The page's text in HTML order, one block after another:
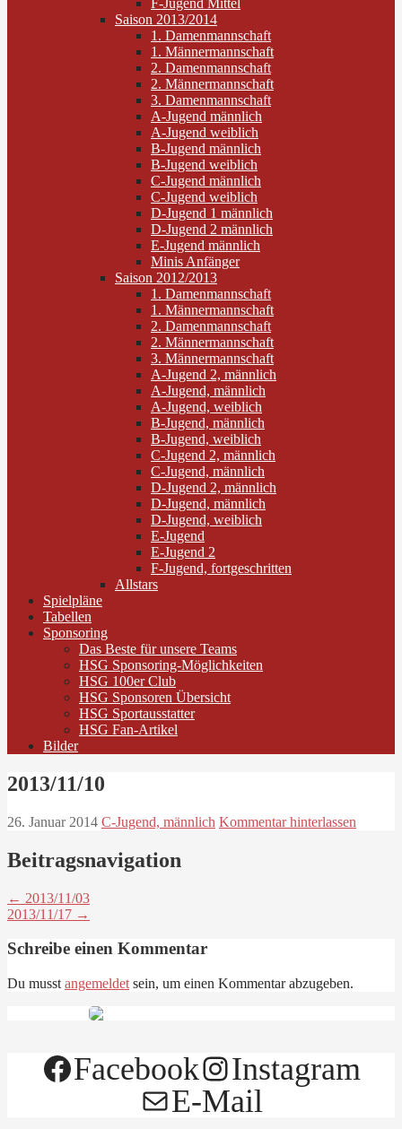
F-Jugend Mittel
Saison 2013/2014
1. Damenmannschaft
1. Männermannschaft
2. Damenmannschaft
2. Männermannschaft
3. Damenmannschaft
A-Jugend männlich
A-Jugend weiblich
B-Jugend männlich
B-Jugend weiblich
C-Jugend männlich
C-Jugend weiblich
D-Jugend 1 männlich
D-Jugend 2 männlich
E-Jugend männlich
Minis Anfänger
Saison 2012/2013
1. Damenmannschaft
1. Männermannschaft
2. Damenmannschaft
2. Männermannschaft
3. Männermannschaft
A-Jugend 2, männlich
A-Jugend, männlich
A-Jugend, weiblich
B-Jugend, männlich
B-Jugend, weiblich
C-Jugend 2, männlich
C-Jugend, männlich
D-Jugend 2, männlich
D-Jugend, männlich
D-Jugend, weiblich
E-Jugend
E-Jugend 2
F-Jugend, fortgeschritten
Allstars
Spielpläne
Tabellen
Sponsoring
Das Beste für unsere Teams
HSG Sponsoring-Möglichkeiten
HSG 100er Club
HSG Sponsoren Übersicht
HSG Sportausstatter
HSG Fan-Artikel
Bilder
2013/11/10
26. Januar 2014 C-Jugend, männlich Kommentar hinterlassen
Beitragsnavigation
← 2013/11/03
2013/11/17 →
Schreibe einen Kommentar
Du musst angemeldet sein, um einen Kommentar abzugeben.
Facebook
Instagram
E-Mail